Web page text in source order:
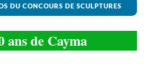
DU CONCOURS DE SCULPTURES
ans de Cayma